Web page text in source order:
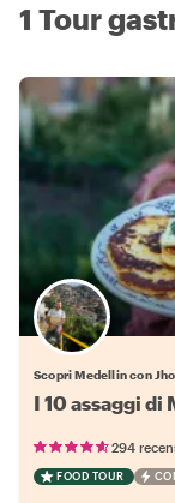
1 Tour
Scopri Medellin con
I 10 assaggi di
294
FOOD TOUR